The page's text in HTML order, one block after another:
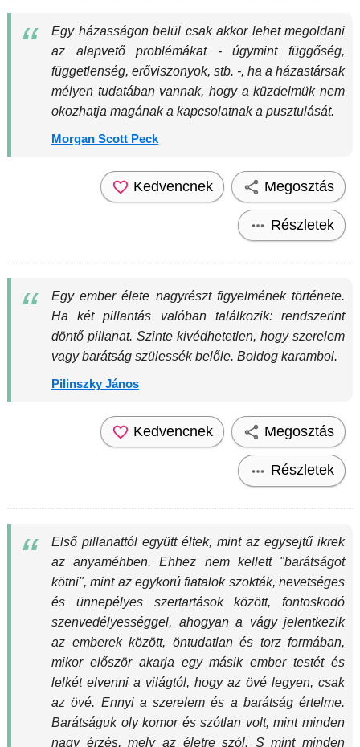
Egy házasságon belül csak akkor lehet megoldani
az alapvető problémákat - úgymint függőség,
függetlenség, erőviszonyok, stb. -, ha a házastársak
mélyen tudatában vannak, hogy a küzdelmük nem
okozhatja magának a kapcsolatnak a pusztulását.
Morgan Scott Peck
Kedvencnek Megosztás
Részletek
Egy ember élete nagyrészt figyelmének története.
Ha két pillantás valóban találkozik: rendszerint
döntő pillanat. Szinte kivédhetetlen, hogy szerelem
vagy barátság szülessék belőle. Boldog karambol.
Pilinszky János
Kedvencnek Megosztás
Részletek
Első pillanattól együtt éltek, mint az egysejtű ikrek
az anyaméhben. Ehhez nem kellett "barátságot
kötni", mint az egykorú fiatalok szokták, nevetséges
és ünnepélyes szertartások között, fontoskodó
szenvedélyességgel, ahogyan a vágy jelentkezik
az emberek között, öntudatlan és torz formában,
mikor először akarja egy másik ember testét és
lelkét elvenni a világtól, hogy az övé legyen, csak
az övé. Ennyi a szerelem és a barátság értelme.
Barátságuk oly komor és szótlan volt, mint minden
nagy érzés, mely az életre szól. S mint minden